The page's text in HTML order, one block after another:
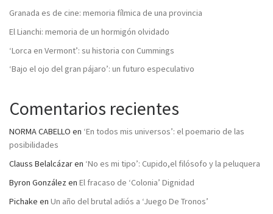
Granada es de cine: memoria fílmica de una provincia
El Lianchi: memoria de un hormigón olvidado
‘Lorca en Vermont’: su historia con Cummings
‘Bajo el ojo del gran pájaro’: un futuro especulativo
Comentarios recientes
NORMA CABELLO en ‘En todos mis universos’: el poemario de las
posibilidades
Clauss Belalcázaren ‘No es mi tipo’: Cupido,el filósofo y la peluquera
Byron González en El fracaso de ‘Colonia’ Dignidad
Pichake en Un año del brutal adiós a ‘Juego De Tronos’